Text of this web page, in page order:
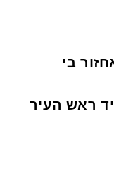
בי
ראש העיר